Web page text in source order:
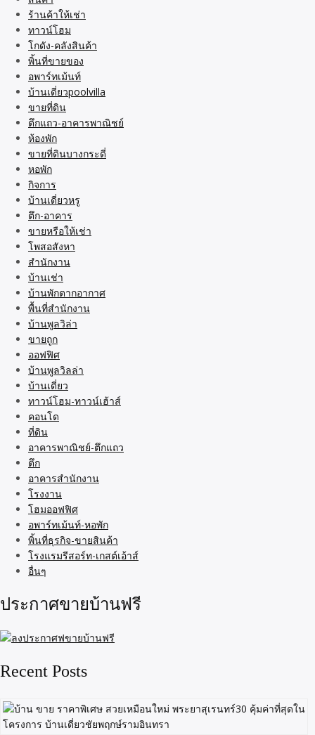
ร้านค้าให้เช่า
ทาวน์โฮม
โกดัง-คลังสินค้า
พิ้นที่ขายของ
อพาร์ทเม้นท์
บ้านเดี่ยวpoolvilla
ขายที่ดิน
ตึกแถว-อาคารพาณิชย์
ห้องพัก
ขายที่ดินบางกระดี่
หอพัก
กิจการ
บ้านเดี่ยวหรู
ตึก-อาคาร
ขายหรือให้เช่า
โพสอสังหา
สำนักงาน
บ้านเช่า
บ้านพักตากอากาศ
พื้นที่สำนักงาน
บ้านพูลวิล่า
ขายถูก
ออฟฟิศ
บ้านพูลวิลล่า
บ้านเดี่ยว
ทาวน์โฮม-ทาวน์เฮ้าส์
คอนโด
ที่ดิน
อาคารพาณิชย์-ตึกแถว
ตึก
อาคารสำนักงาน
โรงงาน
โฮมออฟฟิศ
อพาร์ทเม้นท์-หอพัก
พิ้นที่ธุรกิจ-ขายสินค้า
โรงแรมรีสอร์ท-เกสต์เอ้าส์
อื่นๆ
ประกาศขายบ้านฟรี
Recent Posts